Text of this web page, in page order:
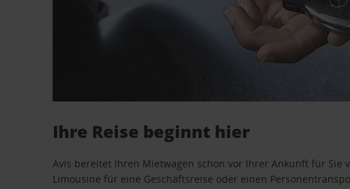
Ihre Reise beginnt hier
Avis bereitet Ihren Mietwagen schon vor Ihrer Ankunft für Sie
Limousine für eine Geschäftsreise oder einen